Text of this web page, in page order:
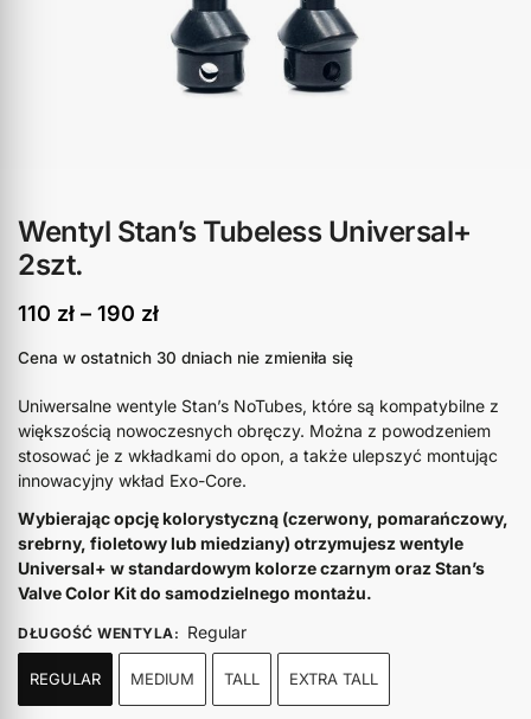
Wentyl Stan’s Tubeless Universal+
2szt.
110 zł – 190 zł
Cena w ostatnich 30 dniach nie zmieniła się
Uniwersalne wentyle Stan’s NoTubes, które są kompatybilne z
większością nowoczesnych obręczy. Można z powodzeniem
stosować je z wkładkami do opon, a także ulepszyć montując
innowacyjny wkład Exo-Core.
Wybierając opcję kolorystyczną (czerwony, pomarańczowy,
srebrny, fioletowy lub miedziany) otrzymujesz wentyle
Universal+ w standardowym kolorze czarnym oraz Stan’s
Valve Color Kit do samodzielnego montażu.
DŁUGOŚĆ WENTYLA: Regular
REGULAR MEDIUM TALL EXTRA TALL